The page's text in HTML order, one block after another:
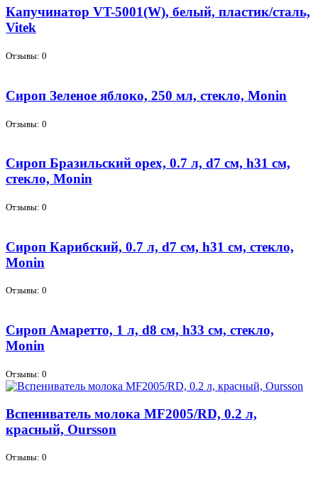
Капучинатор VT-5001(W), белый, пластик/сталь,
Vitek
Отзывы: 0
Сироп Зеленое яблоко, 250 мл, стекло, Monin
Отзывы: 0
Сироп Бразильский орех, 0.7 л, d7 см, h31 см,
стекло, Monin
Отзывы: 0
Сироп Карибский, 0.7 л, d7 см, h31 см, стекло,
Monin
Отзывы: 0
Сироп Амаретто, 1 л, d8 см, h33 см, стекло,
Monin
Отзывы: 0
Вспениватель молока MF2005/RD, 0.2 л,
красный, Oursson
Отзывы: 0